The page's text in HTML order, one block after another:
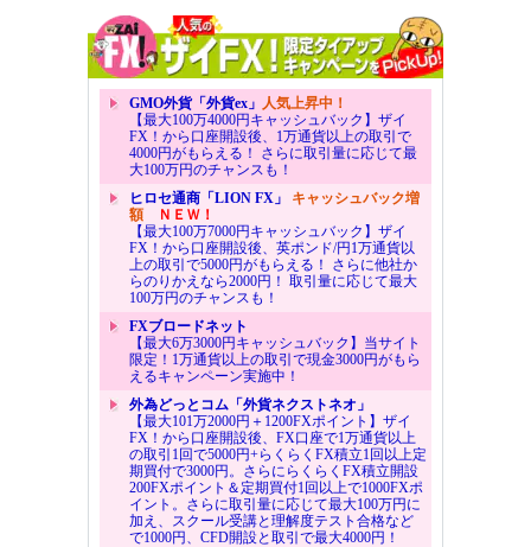
GMO外貨「外貨ex」 人気上昇中！
【最大100万4000円キャッシュバック】ザイ
FX！から口座開設後、1万通貨以上の取引で
4000円がもらえる！ さらに取引量に応じて最
大100万円のチャンスも！
ヒロセ通商「LION FX」 キャッシュバック増
額ＮＥＷ！
【最大100万7000円キャッシュバック】ザイ
FX！から口座開設後、英ポンド/円1万通貨以
上の取引で5000円がもらえる！ さらに他社か
らのりかえなら2000円！ 取引量に応じて最大
100万円のチャンスも！
FXブロードネット
【最大6万3000円キャッシュバック】当サイト
限定！1万通貨以上の取引で現金3000円がもら
えるキャンペーン実施中！
外為どっとコム「外貨ネクストネオ」
【最大101万2000円＋1200FXポイント】ザイ
FX！から口座開設後、FX口座で1万通貨以上
の取引1回で5000円+らくらくFX積立1回以上定
期買付で3000円。さらにらくらくFX積立開設
200FXポイント＆定期買付1回以上で1000FXポ
イント。さらに取引量に応じて最大100万円に
加え、スクール受講と理解度テスト合格など
で1000円、CFD開設と取引で最大4000円！